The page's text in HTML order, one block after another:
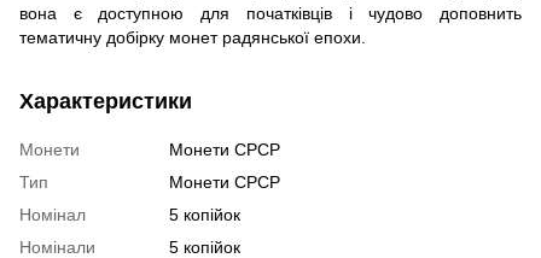
вона є доступною для початківців і чудово доповнить
тематичну добірку монет радянської епохи.
Характеристики
Монети
Монети СРСР
Тип
Монети СРСР
Номінал
5 копійок
Номінали
5 копійок